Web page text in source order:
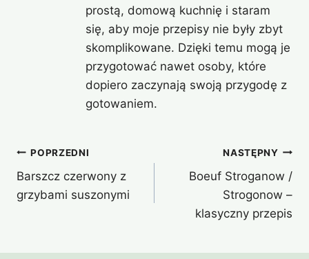
prostą, domową kuchnię i staram
się, aby moje przepisy nie były zbyt
skomplikowane. Dzięki temu mogą je
przygotować nawet osoby, które
dopiero zaczynają swoją przygodę z
gotowaniem.
Nawigacja
wpisu
POPRZEDNI
Barszcz czerwony z
grzybami suszonymi
NASTĘPNY
Boeuf Stroganow /
Strogonow –
klasyczny przepis